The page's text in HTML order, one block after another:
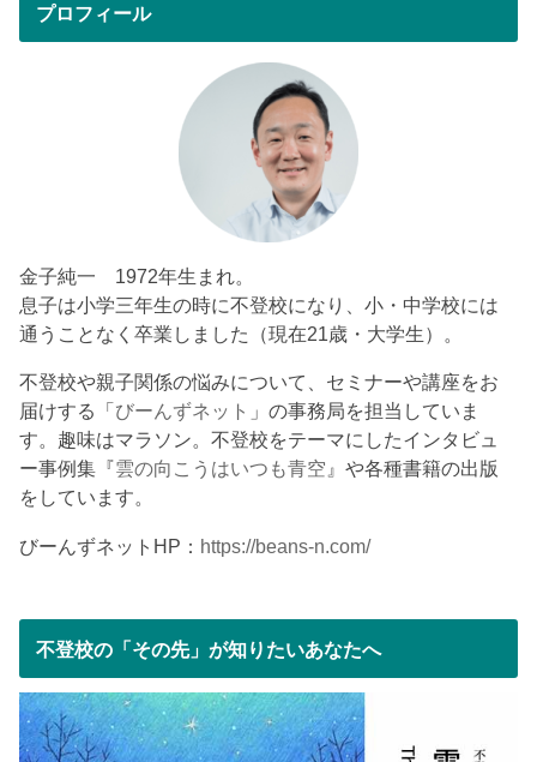
プロフィール
金子純一 1972年生まれ。
息子は小学三年生の時に不登校になり、小・中学校には
通うことなく卒業しました（現在21歳・大学生）。
不登校や親子関係の悩みについて、セミナーや講座をお
届けする「 びーんずネット 」の事務局を担当していま
す。趣味はマラソン。不登校をテーマにしたインタビュ
ー事例集『雲の向こうはいつも青空 』や各種書籍の出版
をしています。
びーんずネットHP： https://beans-n.com/
不登校の「その先」が知りたいあなたへ